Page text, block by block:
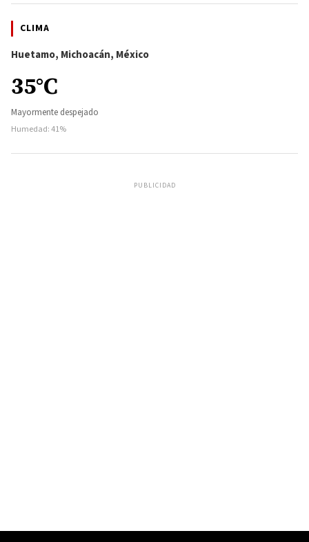
CLIMA
Huetamo, Michoacán, México
35°C
Mayormente despejado
Humedad: 41%
PUBLICIDAD